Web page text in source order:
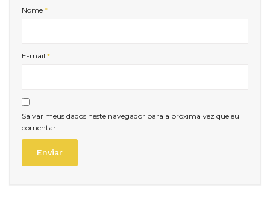
Nome *
E-mail *
Salvar meus dados neste navegador para a próxima vez que eu
comentar.